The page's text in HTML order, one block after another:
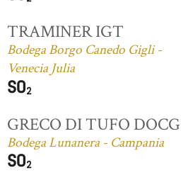
TRAMINER IGT
Bodega Borgo Canedo Gigli -
Venecia Julia
GRECO DI TUFO DOCG
Bodega Lunanera - Campania